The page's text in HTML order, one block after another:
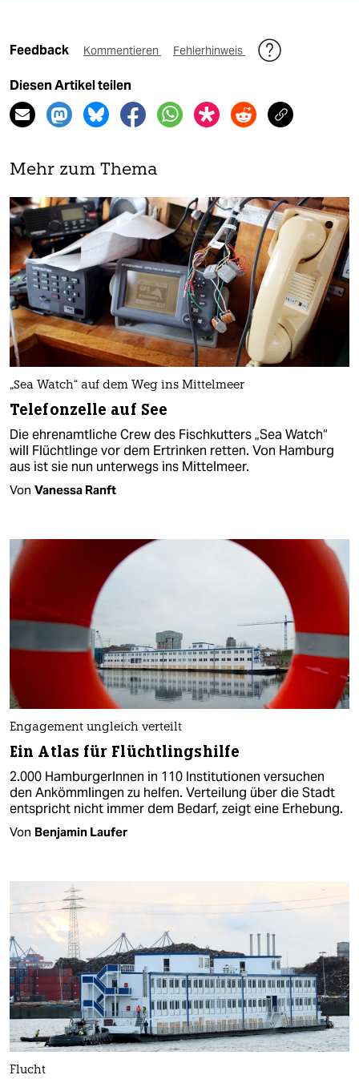
Feedback Kommentieren Fehlerhinweis
Diesen Artikel teilen
Mehr zum Thema
„Sea Watch“ auf dem Weg ins Mittelmeer
Telefonzelle auf See
Die ehrenamtliche Crew des Fischkutters „Sea Watch“
will Flüchtlinge vor dem Ertrinken retten. Von Hamburg
aus ist sie nun unterwegs ins Mittelmeer.
Von Vanessa Ranft
Engagement ungleich verteilt
Ein Atlas für Flüchtlingshilfe
2.000 HamburgerInnen in 110 Institutionen versuchen
den Ankömmlingen zu helfen. Verteilung über die Stadt
entspricht nicht immer dem Bedarf, zeigt eine Erhebung.
Von Benjamin Laufer
Flucht